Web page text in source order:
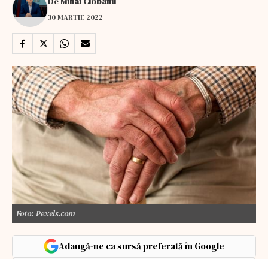
30 MARTIE 2022
Foto: Pexels.com
Adaugă-ne ca sursă preferată în Google